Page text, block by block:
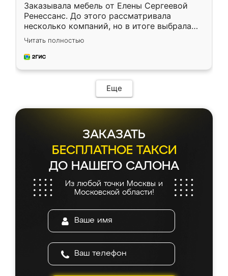
Заказывала мебель от Елены Сергеевой
Ренессанс. До этого рассматривала
несколько компаний, но в итоге выбрала
эту. Сначала обговорили условия, потом
приехал замерщик, всё спокойно объяснил
и снял размеры. Изготовили в срок, с
мебель сразу встала на свое место без
каких-либо доработок. Качеством осталась
довольна, все выглядит так, как и ожидала.
Читать полностью
Еще
ЗАКАЗАТЬ
БЕСПЛАТНОЕ ТАКСИ
ДО НАШЕГО САЛОНА
Из любой точки Москвы и
Московской области!